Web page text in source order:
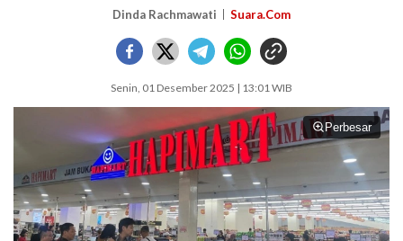
Dinda Rachmawati Suara.Com
Senin, 01 Desember 2025 | 13:01 WIB
Perbesar